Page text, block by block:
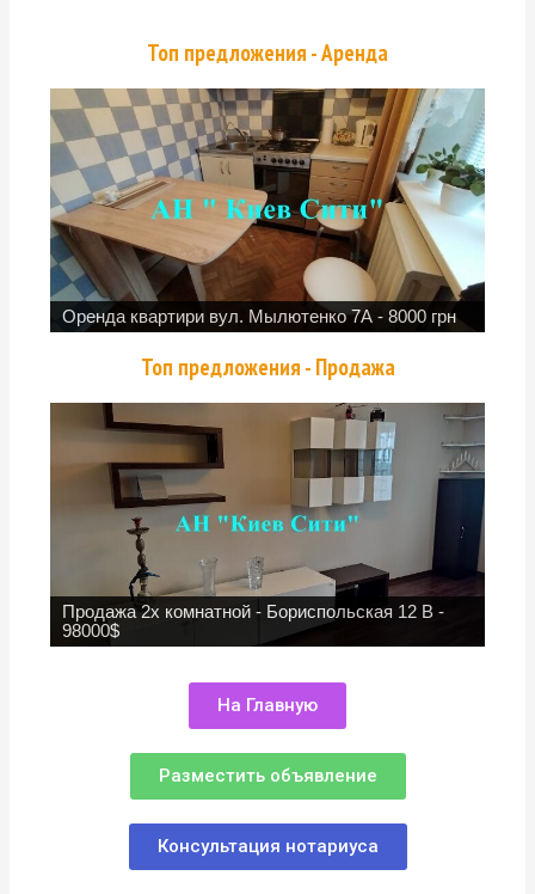
Топ предложения - Аренда
Оренда квартири вул. Мылютенко 7А - 8000 грн
Топ предложения - Продажа
Продажа 2х комнатной - Бориспольская 12 В -
98000$
На Главную
Разместить объявление
Консультация нотариуса